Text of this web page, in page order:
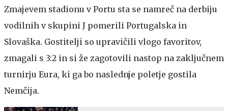
Zmajevem stadionu v Portu sta se namreč na derbiju
vodilnih v skupini J pomerili Portugalska in
Slovaška. Gostitelji so upravičili vlogo favoritov,
zmagali s 3:2 in si že zagotovili nastop na zaključnem
turnirju Eura, ki ga bo naslednje poletje gostila
Nemčija.